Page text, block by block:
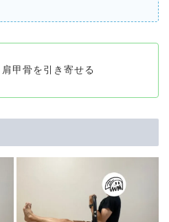
甲骨を引き寄せる